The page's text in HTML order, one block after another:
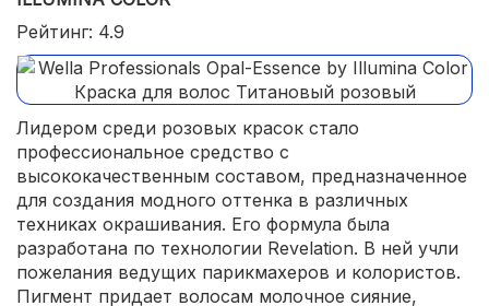
Рейтинг: 4.9
Лидером среди розовых красок стало
профессиональное средство с
высококачественным составом, предназначенное
для создания модного оттенка в различных
техниках окрашивания. Его формула была
разработана по технологии Revelation. В ней учли
пожелания ведущих парикмахеров и колористов.
Пигмент придает волосам молочное сияние,